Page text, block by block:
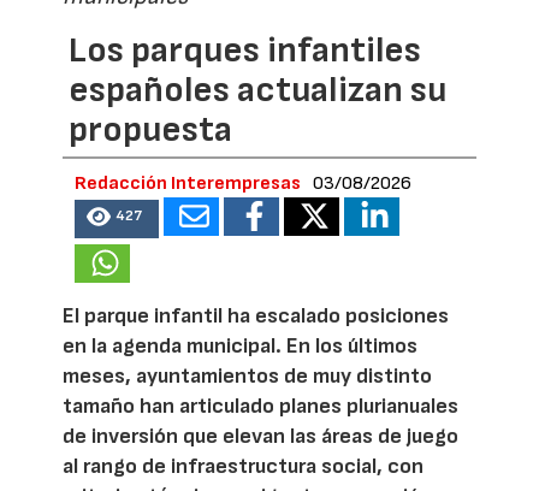
Los parques infantiles
españoles actualizan su
propuesta
Redacción Interempresas 03/08/2026
427
El parque infantil ha escalado posiciones
en la agenda municipal. En los últimos
meses, ayuntamientos de muy distinto
tamaño han articulado planes plurianuales
de inversión que elevan las áreas de juego
al rango de infraestructura social, con